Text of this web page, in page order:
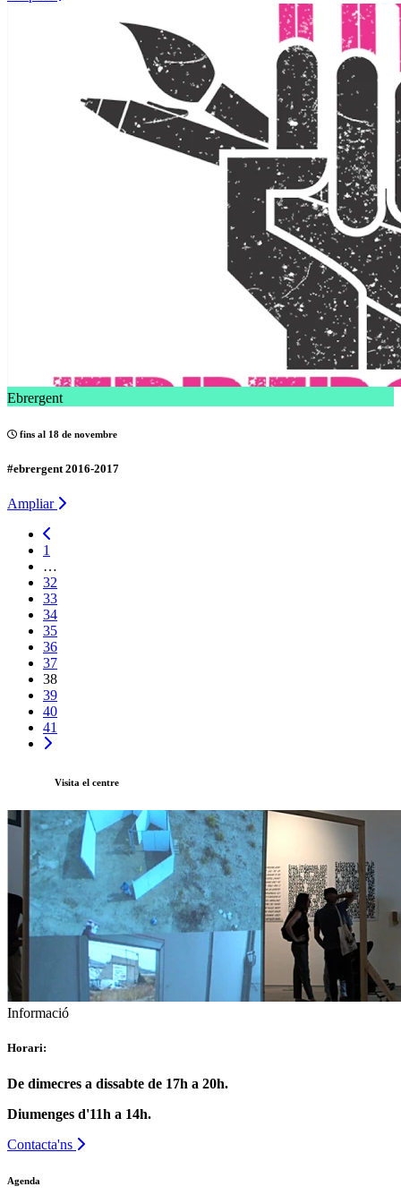
Ebrergent
fins al 18 de novembre
#ebrergent 2016-2017
Ampliar
1
…
32
33
34
35
36
37
38
39
40
41
Visita el centre
Informació
Horari:
De dimecres a dissabte de 17h a 20h.
Diumenges d'11h a 14h.
Contacta'ns
Agenda